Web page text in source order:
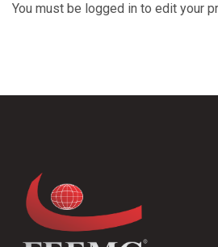
You must be logged in to edit your